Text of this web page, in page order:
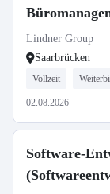
Lindner Group
Saarbrücken
Vollzeit
02.08.2026
Software-